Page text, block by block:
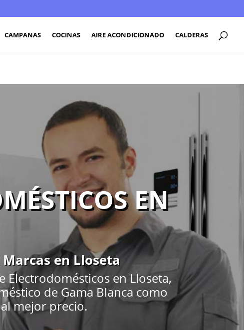
CAMPANAS COCINAS AIRE ACONDICIONADO CALDERAS
EN
en Lloseta
Electrodomésticos en Lloseta,
de Gama Blanca como
mejor precio.